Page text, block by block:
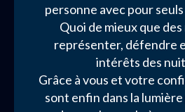
personne avec pour seuls
Quoi de mieux que
représenter, défendre
intérêts des
Grâce à vous et votre
sont enfin dans la